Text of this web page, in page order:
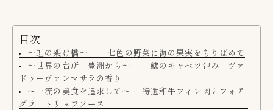
目次
～虹の架け橋～ 七色の野菜に海の果実をちりばめて
～世界の台所 豊洲から～ 鱸のキャベツ包み ヴァ
ドゥーヴァンマサラの香り
～一流の美食を追求して～ 特選和牛フィレ肉とフォア
グラ トリュフソース